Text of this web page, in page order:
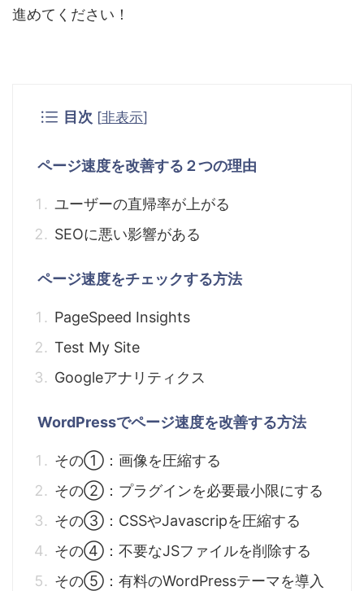
進めてください！
目次 [非表示]
ページ速度を改善する２つの理由
ユーザーの直帰率が上がる
SEOに悪い影響がある
ページ速度をチェックする方法
PageSpeed Insights
Test My Site
Googleアナリティクス
WordPressでページ速度を改善する方法
その①：画像を圧縮する
その②：プラグインを必要最小限にする
その③：CSSやJavascripを圧縮する
その④：不要なJSファイルを削除する
その⑤：有料のWordPressテーマを導入